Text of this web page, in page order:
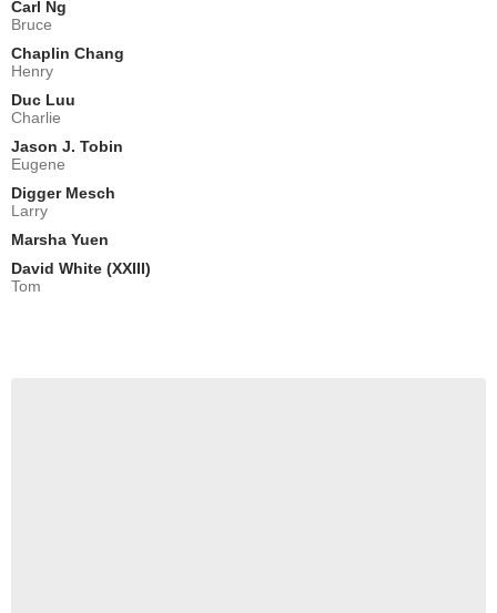
Carl Ng
Bruce
Chaplin Chang
Henry
Duc Luu
Charlie
Jason J. Tobin
Eugene
Digger Mesch
Larry
Marsha Yuen
David White (XXIII)
Tom